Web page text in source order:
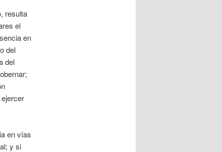
resulta
el
en
del
del
en vías
y si